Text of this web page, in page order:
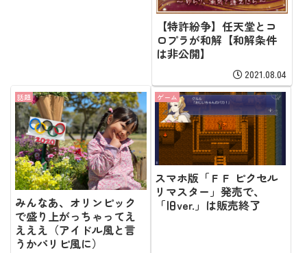
【特許紛争】任天堂とコ
ロプラが和解【和解条件
は非公開】
2021.08.04
話題
みんなあ、オリンピック
で盛り上がっちゃってえ
えええ（アイドル風と言
うかパリピ風に）
ゲーム
スマホ版「ＦＦ ピクセル
リマスター」発売で、
「旧ver.」は販売終了